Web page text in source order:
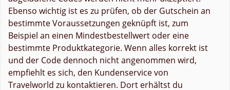
Ebenso wichtig ist es zu prüfen, ob der Gutschein an
bestimmte Voraussetzungen geknüpft ist, zum
Beispiel an einen Mindestbestellwert oder eine
bestimmte Produktkategorie. Wenn alles korrekt ist
und der Code dennoch nicht angenommen wird,
empfiehlt es sich, den Kundenservice von
Travelworld zu kontaktieren. Dort erhältst du